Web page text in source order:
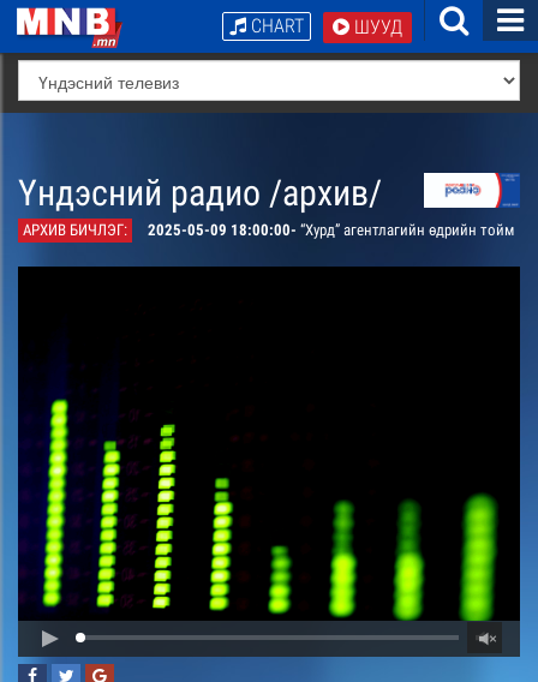
ШУУД
CHART
Үндэсний радио /архив/
АРХИВ БИЧЛЭГ: 2025-05-09 18:00:00- “Хурд” агентлагийн өдрийн тойм